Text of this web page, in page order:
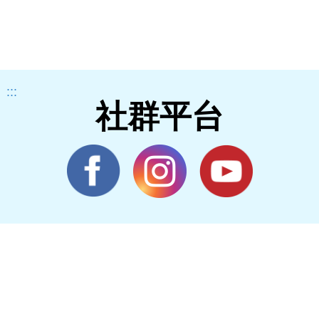
:::
社群平台